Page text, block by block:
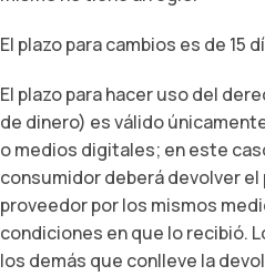
El plazo para cambios es de 15
El plazo para hacer uso del
de dinero) es válido
o medios digitales; en este
consumidor deberá devolver
proveedor por los mismos
condiciones en que lo recibió.
los demás que conlleve la